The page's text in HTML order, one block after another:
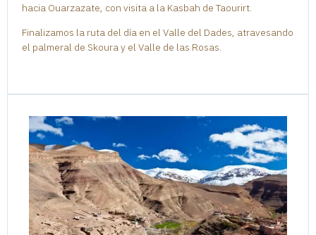
hacia Ouarzazate, con visita a la Kasbah de Taourirt.
Finalizamos la ruta del día en el Valle del Dades, atravesando
el palmeral de Skoura y el Valle de las Rosas.